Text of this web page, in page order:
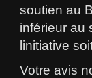
soutien au
inférieur au
linitiative
Votre avis